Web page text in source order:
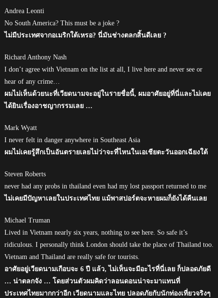
Andrea Leonti
No South America? This must be a joke ?
ไม่มีประเทศจากอเมริกใต้เหรอ? นี่มันช่างตลกสิ้นดีเลย ?
Richard Anthony Nash
I don’t agree with Vietnam on the list at all, I live here and never see or
hear of any crime…
ผมไม่เห็นด้วยนะที่เวียดนามจะอยู่ในรายชื่อนี้, ผมอาศัยอยู่ที่นี่และไม่เคย
ได้ยินเรื่องอาชญากรรมเลย …
Mark Wyatt
I never felt in danger anywhere in Southeast Asia
ผมไม่เคยรู้สึกเป็นอันตรายเลยไม่ว่าจะที่ไหนในเอเชียตะวันออกเฉียงใต้
Steven Roberts
never had any probs in thailand even had my lost passport returned to me
ไม่เคยมีปัญหาเลยในประเทศไทย แม้พาสปอร์ตจะหายผมก็ยังได้คืนเลย
Michael Truman
Lived in Vietnam nearly six years, nothing to see here. So safe it’s
ridiculous. I personally think London should take the place of Thailand too.
Vietnam and Thailand are really safe for tourists.
อาศัยอยู่เวียดนามเกือบจะ 6 ปี แล้ว, ไม่เห็นจะมีอะไรที่นี่เลย ก็ปลอดภัยดี
… น่าตลกจัง … โดยส่วนตัวผมคิดว่าลอนดอนน่าจะมาแทนที่
ประเทศไทยมากกว่าอีก เวียดนามและไทย ปลอดภัยกับนักท่องเที่ยวจริงๆ